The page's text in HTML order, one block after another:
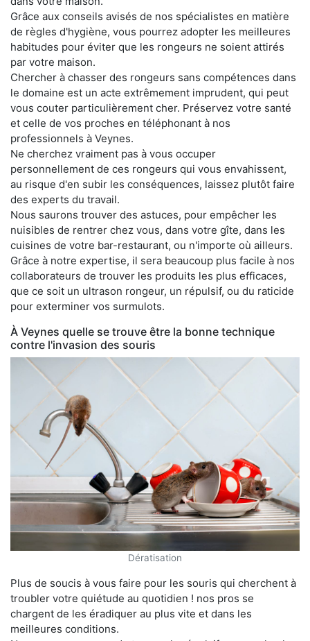
Grâce aux conseils avisés de nos spécialistes en matière
de règles d'hygiène, vous pourrez adopter les meilleures
habitudes pour éviter que les rongeurs ne soient attirés
par votre maison.
Chercher à chasser des rongeurs sans compétences dans
le domaine est un acte extrêmement imprudent, qui peut
vous couter particulièrement cher. Préservez votre santé
et celle de vos proches en téléphonant à nos
professionnels à Veynes.
Ne cherchez vraiment pas à vous occuper
personnellement de ces rongeurs qui vous envahissent,
au risque d'en subir les conséquences, laissez plutôt faire
des experts du travail.
Nous saurons trouver des astuces, pour empêcher les
nuisibles de rentrer chez vous, dans votre gîte, dans les
cuisines de votre bar-restaurant, ou n'importe où ailleurs.
Grâce à notre expertise, il sera beaucoup plus facile à nos
collaborateurs de trouver les produits les plus efficaces,
que ce soit un ultrason rongeur, un répulsif, ou du raticide
pour exterminer vos surmulots.
À Veynes quelle se trouve être la bonne technique
contre l'invasion des souris
Dératisation
Plus de soucis à vous faire pour les souris qui cherchent à
troubler votre quiétude au quotidien ! nos pros se
chargent de les éradiquer au plus vite et dans les
meilleures conditions.